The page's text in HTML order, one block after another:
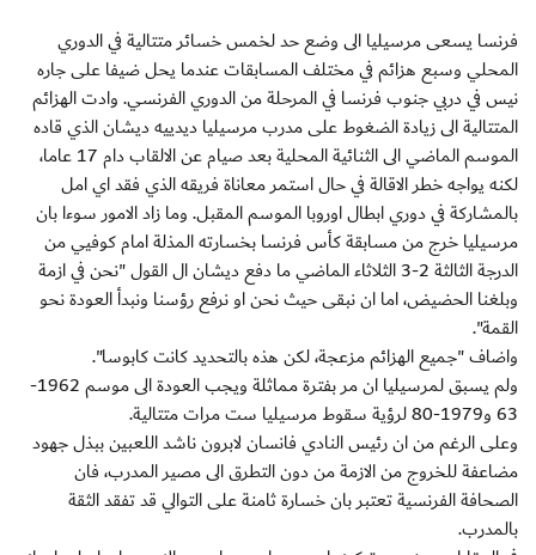
فرنسا يسعى مرسيليا الى وضع حد لخمس خسائر متتالية في الدوري
المحلي وسبع هزائم في مختلف المسابقات عندما يحل ضيفا على جاره
نيس في دربي جنوب فرنسا في المرحلة من الدوري الفرنسي. وادت الهزائم
المتتالية الى زيادة الضغوط على مدرب مرسيليا ديدييه ديشان الذي قاده
الموسم الماضي الى الثنائية المحلية بعد صيام عن الالقاب دام 17 عاما،
لكنه يواجه خطر الاقالة في حال استمر معاناة فريقه الذي فقد اي امل
بالمشاركة في دوري ابطال اوروبا الموسم المقبل. وما زاد الامور سوءا بان
مرسيليا خرج من مسابقة كأس فرنسا بخسارته المذلة امام كوفيي من
الدرجة الثالثة 2-3 الثلاثاء الماضي ما دفع ديشان ال القول "نحن في ازمة
وبلغنا الحضيض، اما ان نبقى حيث نحن او نرفع رؤسنا ونبدأ العودة نحو
القمة".
واضاف "جميع الهزائم مزعجة، لكن هذه بالتحديد كانت كابوسا".
ولم يسبق لمرسيليا ان مر بفترة مماثلة ويجب العودة الى موسم 1962-
63 و1979-80 لرؤية سقوط مرسيليا ست مرات متتالية.
وعلى الرغم من ان رئيس النادي فانسان لابرون ناشد اللعبين ببذل جهود
مضاعفة للخروج من الازمة من دون التطرق الى مصير المدرب، فان
الصحافة الفرنسية تعتبر بان خسارة ثامنة على التوالي قد تفقد الثقة
بالمدرب.